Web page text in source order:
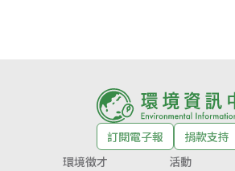
訂閱電子報
捐款支持
環境徵才
活動